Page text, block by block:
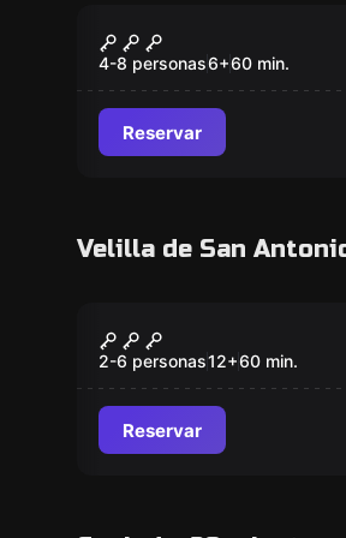
Nuevo
Ambar La Visita
4-8 personas6+60 min.
Reservar
Velilla de San
Nuevo
Nintova Studios
2-6 personas12+60 min.
Reservar